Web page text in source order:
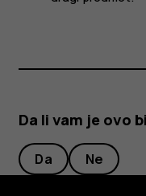
Da li vam je ovo
Da Ne